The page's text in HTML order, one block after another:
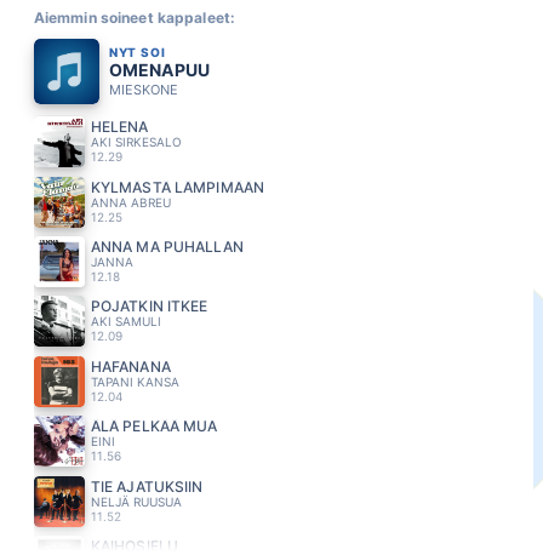
Aiemmin soineet kappaleet:
NYT SOI
OMENAPUU
MIESKONE
HELENA
AKI SIRKESALO
12.29
KYLMÄSTÄ LÄMPIMÄÄN
ANNA ABREU
12.25
ANNA MA PUHALLAN
JANNA
12.18
POJATKIN ITKEE
AKI SAMULI
12.09
HAFANANA
TAPANI KANSA
12.04
ÄLÄ PELKÄÄ MUA
EINI
11.56
TIE AJATUKSIIN
NELJÄ RUUSUA
11.52
KAIHOSIELU